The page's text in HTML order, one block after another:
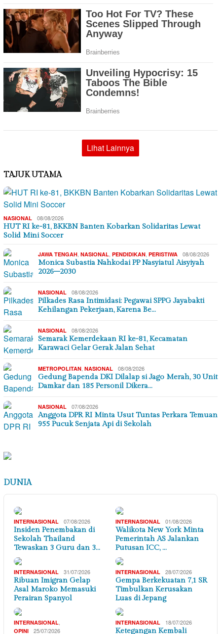
Lihat Lainnya
TAJUK UTAMA
NASIONAL 08/08/2026
HUT RI ke-81, BKKBN Banten Kobarkan Solidaritas Lewat
Solid Mini Soccer
JAWA TENGAH NASIONAL PENDIDIKAN PERISTIWA 08/08/2026
Monica Subastia Nahkodai PP Nasyiatul Aisyiyah
2026–2030
NASIONAL 08/08/2026
Pilkades Rasa Intimidasi: Pegawai SPPG Jayabakti
Kehilangan Pekerjaan, Karena Be…
NASIONAL 08/08/2026
Semarak Kemerdekaan RI ke-81, Kecamatan
Karawaci Gelar Gerak Jalan Sehat
METROPOLITAN NASIONAL 08/08/2026
Gedung Bapenda DKI Dilalap si Jago Merah, 30 Unit
Damkar dan 185 Personil Dikera…
NASIONAL 07/08/2026
Anggota DPR RI Minta Usut Tuntas Perkara Temuan
955 Pucuk Senjata Api di Sekolah
DUNIA
INTERNASIONAL 07/08/2026
Insiden Penembakan di
Sekolah Thailand
Tewaskan 3 Guru dan 3…
INTERNASIONAL 01/08/2026
Walikota New York Minta
Pemerintah AS Jalankan
Putusan ICC, …
INTERNASIONAL 31/07/2026
Ribuan Imigran Gelap
Asal Maroko Memasuki
Perairan Spanyol
INTERNASIONAL 28/07/2026
Gempa Berkekuatan 7,1 SR
Timbulkan Kerusakan
Luas di Jepang
INTERNASIONAL
OPINI 25/07/2026
INTERNASIONAL 18/07/2026
Ketegangan Kembali